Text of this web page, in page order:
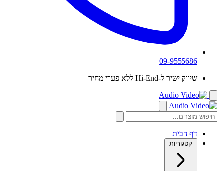
09-9555686
שיווק ישיר ל-Hi-End ללא פערי מחיר
דף הבית
קטגוריות